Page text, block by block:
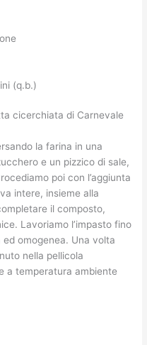
(q.b.)
cicerchiata di Carnevale
la farina in una
e un pizzico di sale,
poi con l’aggiunta
intere, insieme alla
il composto,
Lavoriamo l’impasto fino
omogenea. Una volta
nella pellicola
a temperatura ambiente